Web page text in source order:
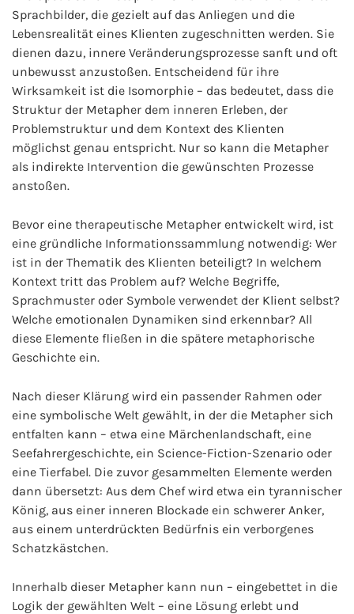
Sprachbilder, die gezielt auf das Anliegen und die
Lebensrealität eines Klienten zugeschnitten werden. Sie
dienen dazu, innere Veränderungsprozesse sanft und oft
unbewusst anzustoßen. Entscheidend für ihre
Wirksamkeit ist die Isomorphie – das bedeutet, dass die
Struktur der Metapher dem inneren Erleben, der
Problemstruktur und dem Kontext des Klienten
möglichst genau entspricht. Nur so kann die Metapher
als indirekte Intervention die gewünschten Prozesse
anstoßen.
Bevor eine therapeutische Metapher entwickelt wird, ist
eine gründliche Informationssammlung notwendig: Wer
ist in der Thematik des Klienten beteiligt? In welchem
Kontext tritt das Problem auf? Welche Begriffe,
Sprachmuster oder Symbole verwendet der Klient selbst?
Welche emotionalen Dynamiken sind erkennbar? All
diese Elemente fließen in die spätere metaphorische
Geschichte ein.
Nach dieser Klärung wird ein passender Rahmen oder
eine symbolische Welt gewählt, in der die Metapher sich
entfalten kann – etwa eine Märchenlandschaft, eine
Seefahrergeschichte, ein Science-Fiction-Szenario oder
eine Tierfabel. Die zuvor gesammelten Elemente werden
dann übersetzt: Aus dem Chef wird etwa ein tyrannischer
König, aus einer inneren Blockade ein schwerer Anker,
aus einem unterdrückten Bedürfnis ein verborgenes
Schatzkästchen.
Innerhalb dieser Metapher kann nun – eingebettet in die
Logik der gewählten Welt – eine Lösung erlebt und